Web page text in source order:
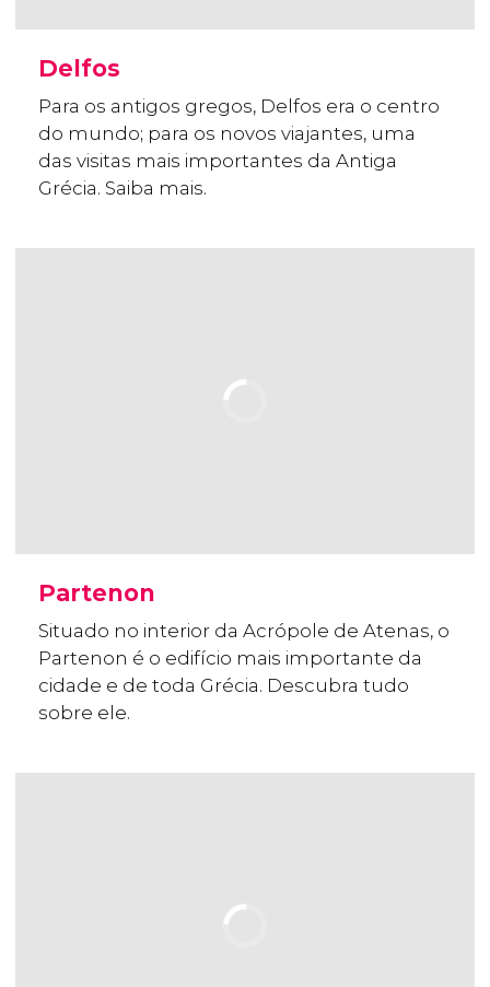
Delfos
Para os antigos gregos, Delfos era o centro
do mundo; para os novos viajantes, uma
das visitas mais importantes da Antiga
Grécia. Saiba mais.
Partenon
Situado no interior da Acrópole de Atenas, o
Partenon é o edifício mais importante da
cidade e de toda Grécia. Descubra tudo
sobre ele.